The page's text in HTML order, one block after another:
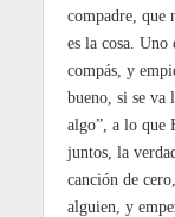
compadre, que
es la cosa.
compás, y
bueno, si se va
algo”, a lo que
juntos, la
canción de
alguien, y